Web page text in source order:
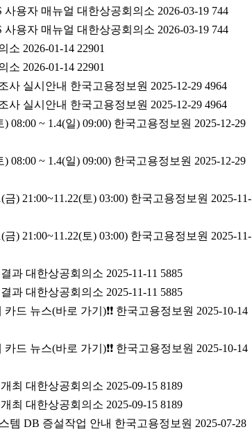
용자 매뉴얼 대한상공회의소 2026-03-19 744
용자 매뉴얼 대한상공회의소 2026-03-19 744
2026-01-14 22901
2026-01-14 22901
실시안내 한국고용정보원 2025-12-29 4964
실시안내 한국고용정보원 2025-12-29 4964
~ 1.4(일) 09:00) 한국고용정보원 2025-12-29
~ 1.4(일) 09:00) 한국고용정보원 2025-12-29
) 21:00~11.22(토) 03:00) 한국고용정보원 2025-11-
) 21:00~11.22(토) 03:00) 한국고용정보원 2025-11-
과 대한상공회의소 2025-11-11 5885
과 대한상공회의소 2025-11-11 5885
내 카드 뉴스(바로 가기)
한국고용정보원
내 카드 뉴스(바로 가기)
한국고용정보원
최 대한상공회의소 2025-09-15 8189
최 대한상공회의소 2025-09-15 8189
템 DB 증설작업 안내 한국고용정보원 2025-07-28